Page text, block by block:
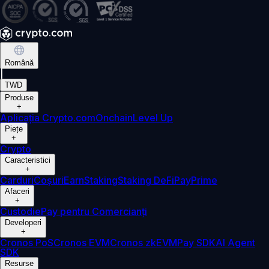
Română
TWD
Produse
+
Aplicația Crypto.comOnchainLevel Up
Piețe
+
Crypto
Caracteristici
+
CarduriCoșuriEarnStakingStaking DeFiPayPrime
Afaceri
+
CustodiePay pentru Comercianți
Developeri
+
Cronos PoSCronos EVMCronos zkEVMPay SDKAI Agent
SDK
Resurse